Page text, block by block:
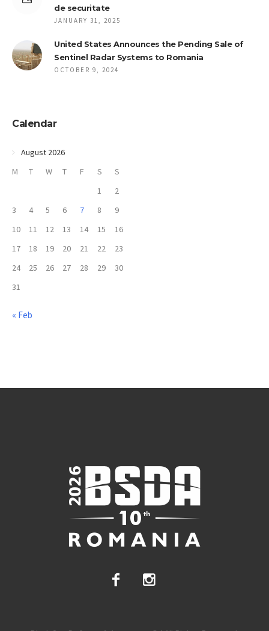
de securitate
JANUARY 31, 2025
United States Announces the Pending Sale of
Sentinel Radar Systems to Romania
OCTOBER 9, 2024
Calendar
August 2026
M
T W T F S
S
1
2
3
4 5 6 7 8
9
10
11 12 13 14 15
16
17
18 19 20 21 22
23
24
25 26 27 28 29
30
31
« Feb